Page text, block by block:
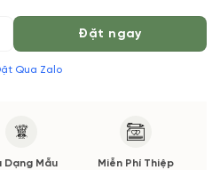
Đặt ngay
Qua Zalo
Dạng Mẫu
Miễn Phí Thiệp